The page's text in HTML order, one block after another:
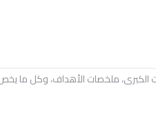
الكبرى، ملخصات الأهداف،